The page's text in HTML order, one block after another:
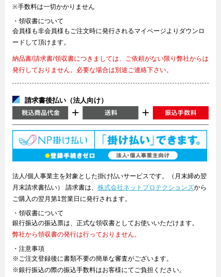
※手数料は一切かかりません
・領収書について
会員様も非会員様もご注文時に発行されるマイページよりダウンロ
ードして頂けます。
納品書/請求書/領収書につきましては、ご依頼がない限り弊社からは
発行しておりません。必要な場合は別途ご連絡下さい。
請求書後払い（法人向け）
法人/個人事業主を対象とした掛け払いサービスです。（月末締め翌
月末請求書払い） 請求書は、 株式会社ネットプロテクションズから
ご購入の翌月第1営業日に発行されます。
・領収書について
銀行振込の振込票は、正式な領収書としてお使いいただけます。
弊社から領収書の発行は行っておりません。
・注意事項
※ご注文登録後に書類不要の簡単な審査がございます。
※銀行振込の際の振込手数料はお客様にてご負担ください。